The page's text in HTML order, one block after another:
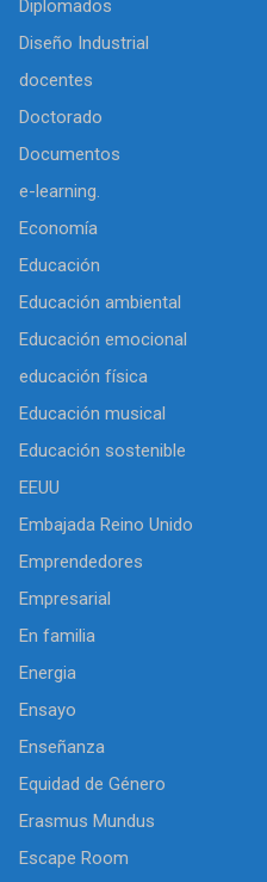
Diplomados
Diseño Industrial
docentes
Doctorado
Documentos
e-learning.
Economía
Educación
Educación ambiental
Educación emocional
educación física
Educación musical
Educación sostenible
EEUU
Embajada Reino Unido
Emprendedores
Empresarial
En familia
Energia
Ensayo
Enseñanza
Equidad de Género
Erasmus Mundus
Escape Room